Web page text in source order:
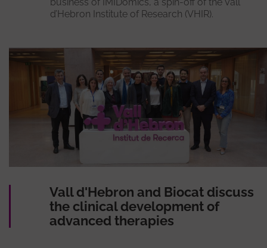
d’Hebron Institute of Research (VHIR).
Vall d'Hebron and Biocat discuss
the clinical development of
advanced therapies